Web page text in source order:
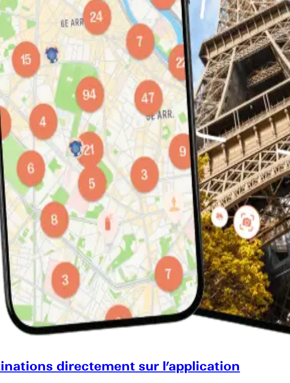
directement sur l’application